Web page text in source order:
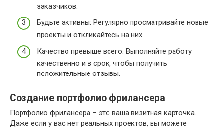
заказчиков.
Будьте активны: Регулярно просматривайте новые
проекты и откликайтесь на них.
Качество превыше всего: Выполняйте работу
качественно и в срок, чтобы получить
положительные отзывы.
Создание портфолио фрилансера
Портфолио фрилансера – это ваша визитная карточка.
Даже если у вас нет реальных проектов, вы можете